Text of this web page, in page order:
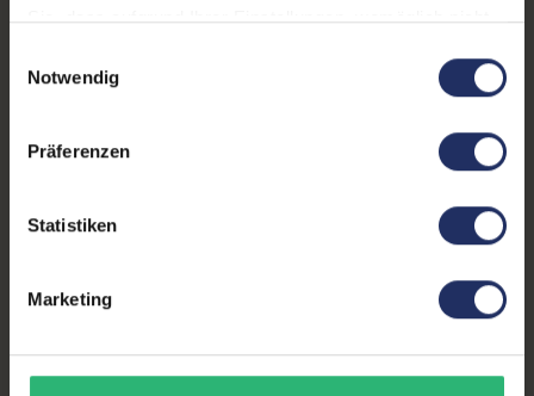
Sie, dass aufgrund Ihrer Einstellungen, womöglich nicht
Weitere Informationen finden Sie in
Notwendig
Präferenzen
Statistiken
Marketing
Partnerprogramm:
Prozessor:
Intel Core i5 10310U @ 1,7
GTIN/EAN: